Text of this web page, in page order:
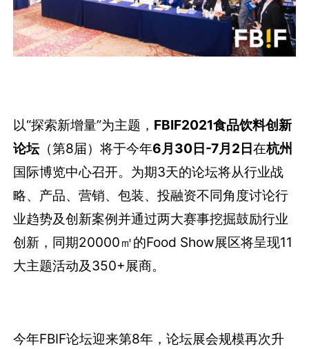
以“探索新增量”为主题， FBIF2021食品饮料创新
论坛（第8届）将于今年6月30日-7月2日在杭州
国际博览中心召开。为期3天的论坛将从行业战
略、产品、营销、包装、投融资不同角度讨论行
业趋势及创新案例并通过两大赛事挖掘鼓励行业
创新，同期20000㎡的Food Show展区将呈现11
大主题活动及350+展商。
今年FBIF论坛迎来第8年，论坛展会规模再次升